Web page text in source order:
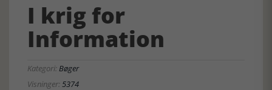
I krig for
Information
Kategori:Bøger
Visninger:5374